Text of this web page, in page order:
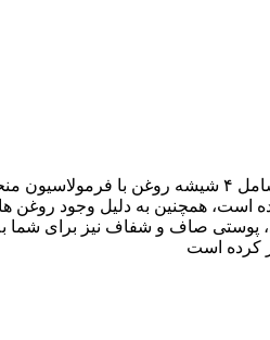
پکیج حجم دهنده تخصصی سینه، برخلاف روغن خراطین و زالو دارای
همچنین به دلیل وجود روغن
صاف و شفاف نیز برای شما
کرده است